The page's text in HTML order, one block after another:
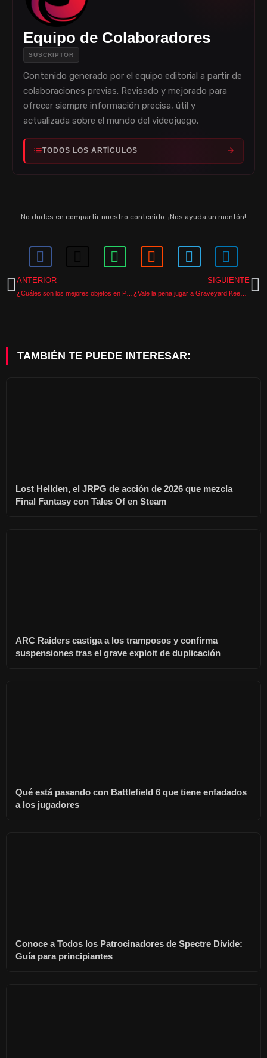
Equipo de Colaboradores
SUSCRIPTOR
Contenido generado por el equipo editorial a partir de
colaboraciones previas. Revisado y mejorado para
ofrecer siempre información precisa, útil y
actualizada sobre el mundo del videojuego.
TODOS LOS ARTÍCULOS
No dudes en compartir nuestro contenido. ¡Nos ayuda un montón!
ANTERIOR SIGUIENTE
¿Vale la pena jugar a Graveyard Keeper en 2026 o es mejor esperar a la secuela?
TAMBIÉN TE PUEDE INTERESAR:
Lost Hellden, el JRPG de acción de 2026 que mezcla
Final Fantasy con Tales Of en Steam
ARC Raiders castiga a los tramposos y confirma
suspensiones tras el grave exploit de duplicación
Qué está pasando con Battlefield 6 que tiene enfadados
a los jugadores
Conoce a Todos los Patrocinadores de Spectre Divide:
Guía para principiantes